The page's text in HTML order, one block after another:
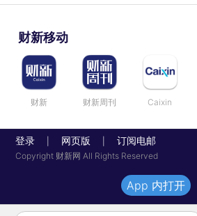
财新移动
财新 财新周刊 Caixin
登录 网页版 订阅电邮
Copyright 财新网 All Rights Reserved
App 内打开